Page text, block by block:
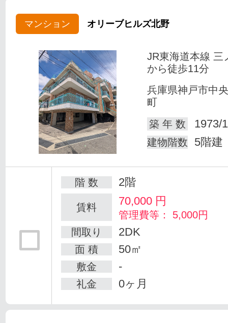
マンション オリーブヒルズ北野
JR東海道本線 三
から徒歩11分
兵庫県神戸市中
町
築 年 数
1973/
建物階数 5階建
階 数 2階
賃料 70,000 円
管理費等： 5,000円
間取り
2DK
面 積 50㎡
敷金 -
礼金 0ヶ月